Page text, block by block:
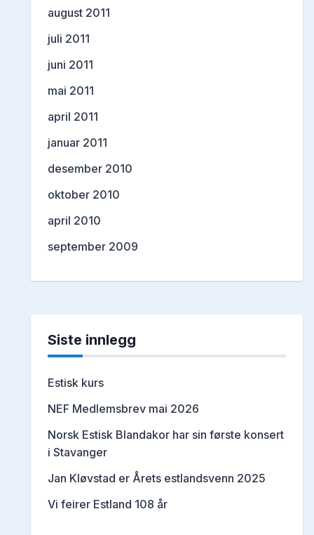
august 2011
juli 2011
juni 2011
mai 2011
april 2011
januar 2011
desember 2010
oktober 2010
april 2010
september 2009
Siste innlegg
Estisk kurs
NEF Medlemsbrev mai 2026
Norsk Estisk Blandakor har sin første konsert
i Stavanger
Jan Kløvstad er Årets estlandsvenn 2025
Vi feirer Estland 108 år